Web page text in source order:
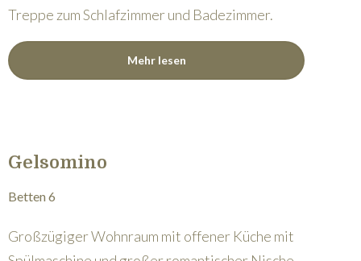
Treppe zum Schlafzimmer und Badezimmer.
Mehr lesen
Gelsomino
Betten 6
Großzügiger Wohnraum mit offener Küche mit